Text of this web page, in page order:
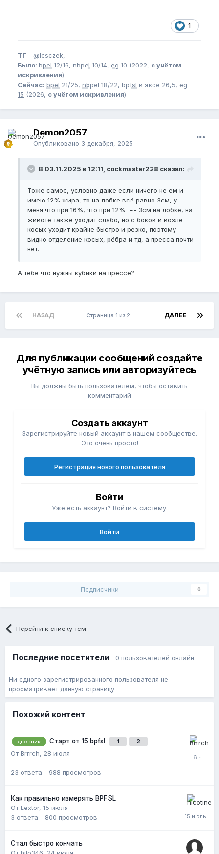
1
ТГ - @lesczek,
Было: bpel 12/16, nbpel 10/14, eg 10 (2022, с учётом
искривления)
Сейчас: bpel 21/25, nbpel 18/22, bpfsl в эксе 26,5, eg
15 (2026, с учётом искривления)
Demon2057
Опубликовано 3 декабря, 2025
В 03.11.2025 в 12:11, cockmaster228 сказал:
Тоже самое, условно даже если ничего не ем и
имею 12% жира, то на лобке всё равно 3см, у
меня что при 16%, что при 12% +- 3см на лобке, на
животе также уходит слабо, но с боков и возле
косых уходит крайне быстро и резко, поэтому
видно отделение косых, рёбра и тд, а пресса почти
нет.
А тебе что нужны кубики на прессе?
НАЗАД ДАЛЕЕ
Страница 1 из 2
Для публикации сообщений создайте
учётную запись или авторизуйтесь
Вы должны быть пользователем, чтобы оставить
комментарий
Создать аккаунт
Зарегистрируйте новый аккаунт в нашем сообществе.
Это очень просто!
Регистрация нового пользователя
Войти
Уже есть аккаунт? Войти в систему.
Войти
Подписчики 0
Перейти к списку тем
Последние посетители 0 пользователей онлайн
Ни одного зарегистрированного пользователя не
просматривает данную страницу
Похожий контент
дневник Старт от 15 bpfsl 1 2
От Brrrch, 28 июля
23 ответа 988 просмотров
Как правильно измерять BPFSL
От Lextor, 15 июля
3 ответа 800 просмотров
Стал быстро кончать
От hilo346, 24 июля